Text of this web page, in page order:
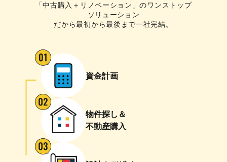
「中古購入＋リノベーション」のワンストップ
ソリューション
だから最初から最後まで一社完結。
資金計画
物件探し＆
不動産購入